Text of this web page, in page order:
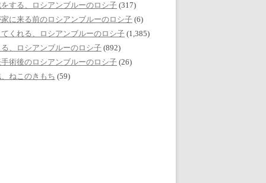
する、ロシアンブルーのロシ子 (317)
に来る前のロシアンブルーのロシ子 (6)
くれる、ロシアンブルーのロシ子 (1,385)
、ロシアンブルーのロシ子 (892)
術後のロシアンブルーのロシ子 (26)
ねこのきもち (59)